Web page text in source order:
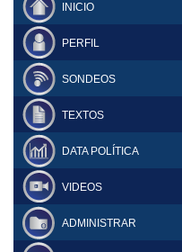
INICIO
PERFIL
SONDEOS
TEXTOS
DATA POLÍTICA
VIDEOS
ADMINISTRAR